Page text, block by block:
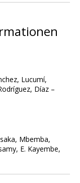
Lucumí,
Díaz –
Mbemba,
E. Kayembe,